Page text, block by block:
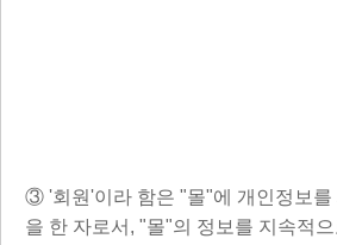
③ '회원'이라 함은 "몰"에 개인정보를
을 한 자로서, "몰"의 정보를 지속적